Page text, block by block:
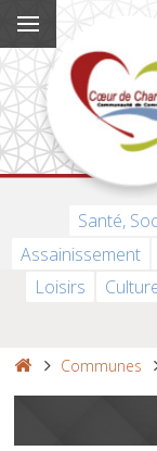
Santé,
Assainissement
Loisirs
Communes